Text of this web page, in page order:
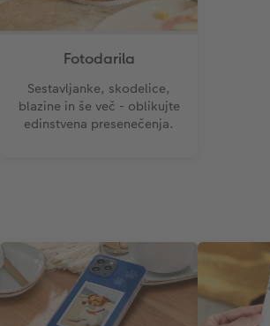
Fotodarila
Sestavljanke, skodelice,
blazine in še več - oblikujte
edinstvena presenečenja.